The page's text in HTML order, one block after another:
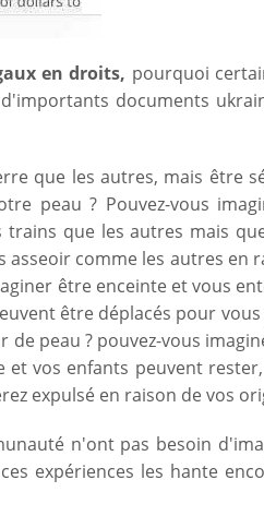
en droits, pourquoi
documents
que les autres, mais être
peau ? Pouvez-vous
que les autres mais
comme les autres en
être enceinte et vous
être déplacés pour
de peau ? pouvez-vous
vos enfants peuvent
expulsé en raison de vos
n'ont pas besoin
expériences les hante